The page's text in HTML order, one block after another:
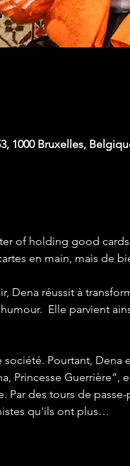
1000 Bruxelles,
of holding good
en main, mais de
Dena réussit à
Elle parvient
Pourtant,
Princesse
Par des tours de
qu'ils ont plus…